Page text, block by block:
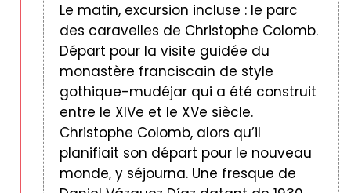
Le matin, excursion incluse : le parc
des caravelles de Christophe Colomb.
Départ pour la visite guidée du
monastère franciscain de style
gothique-mudéjar qui a été construit
entre le XIVe et le XVe siècle.
Christophe Colomb, alors qu’il
planifiait son départ pour le nouveau
monde, y séjourna. Une fresque de